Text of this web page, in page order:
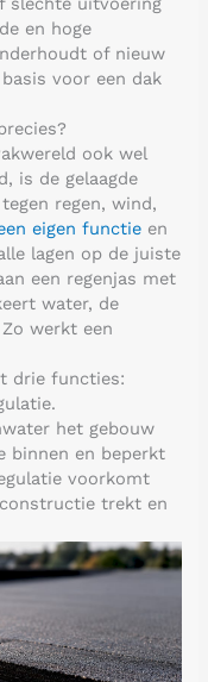
en hoge
of nieuw
voor een dak
ook wel
is de gelaagde
regen, wind,
eigen functie en
lagen op de juiste
een regenjas met
water, de
werkt een
drie functies:
het gebouw
binnen en beperkt
voorkomt
trekt en